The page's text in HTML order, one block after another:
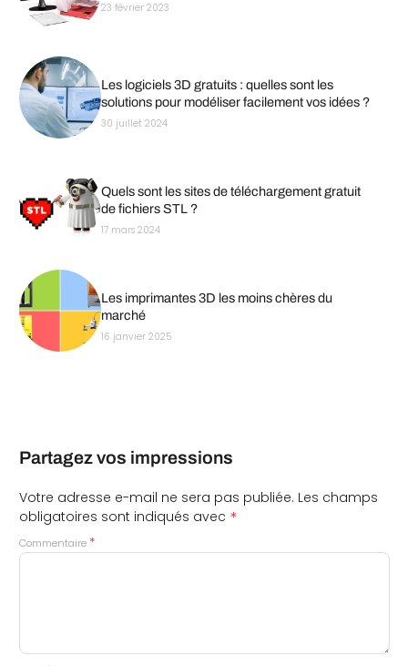
23 février 2023
Les logiciels 3D gratuits : quelles sont les
solutions pour modéliser facilement vos idées ?
30 juillet 2024
Quels sont les sites de téléchargement gratuit
de fichiers STL ?
17 mars 2024
Les imprimantes 3D les moins chères du
marché
16 janvier 2025
Partagez vos impressions
Votre adresse e-mail ne sera pas publiée. Les champs
obligatoires sont indiqués avec *
Commentaire *